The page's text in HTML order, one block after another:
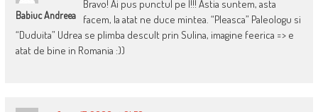
Babiuc Andreea
Bravo! Ai pus punctul pe I!!! Astia suntem, asta
facem, la atat ne duce mintea. “Pleasca” Paleologu si
“Duduita” Udrea se plimba descult prin Sulina, imagine feerica => e
atat de bine in Romania :))